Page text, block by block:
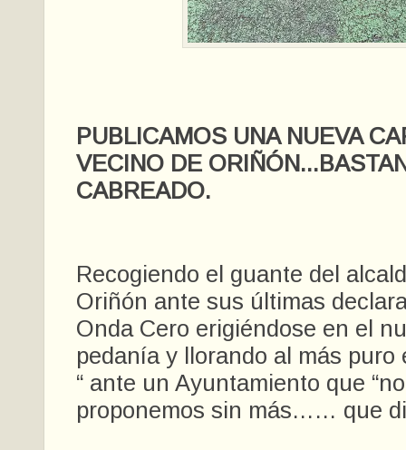
PUBLICAMOS UNA NUEVA
VECINO DE
CABREADO.
Recogiendo el guante del
Oriñón ante sus últimas
Onda Cero erigiéndose en el
pedanía y llorando al más puro
“ ante un Ayuntamiento que
proponemos sin más…… que